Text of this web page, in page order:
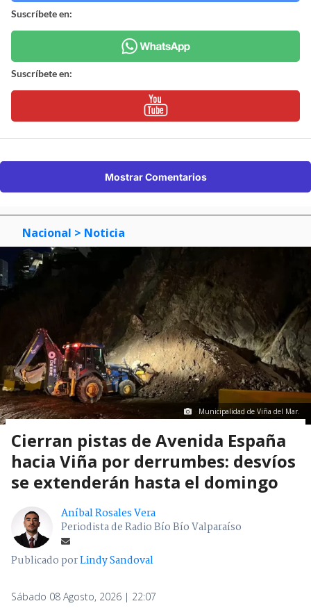
Suscríbete en:
Suscríbete en:
Mostrar Comentarios
Nacional > Noticia
Municipalidad de Viña del Mar.
Cierran pistas de Avenida España
hacia Viña por derrumbes: desvíos
se extenderán hasta el domingo
Aníbal Rosales Vera
Periodista de Radio Bío Bío Valparaíso
Publicado porLindy Sandoval
Sábado 08 Agosto, 2026 | 22:07